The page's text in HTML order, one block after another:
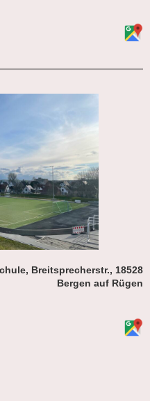
Breitsprecherstr., 18528
Bergen auf Rügen